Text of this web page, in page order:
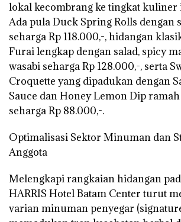
lokal kecombrang ke tingkat kuliner
Ada pula Duck Spring Rolls dengan
seharga Rp 118.000,-, hidangan
Furai lengkap dengan salad, spicy
wasabi seharga Rp 128.000,-, serta
Croquette yang dipadukan dengan
Sauce dan Honey Lemon Dip
seharga Rp 88.000,-.
Optimalisasi Sektor Minuman dan
Anggota
Melengkapi rangkaian hidangan
HARRIS Hotel Batam Center turut
varian minuman penyegar